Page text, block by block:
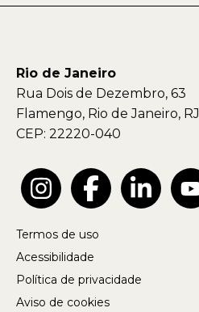
Rio de Janeiro
Rua Dois de Dezembro, 63
Flamengo, Rio de Janeiro, RJ
CEP: 22220-040
Termos de uso
Acessibilidade
Política de privacidade
Aviso de cookies